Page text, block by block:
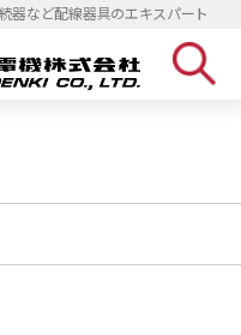
器など配線器具のエキスパート